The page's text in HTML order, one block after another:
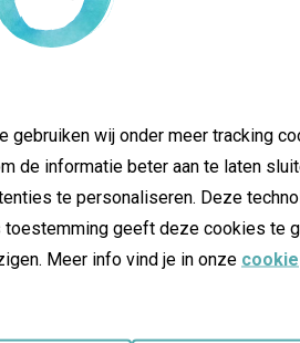
gebruiken wij onder meer tracking
de informatie beter aan te laten
te personaliseren. Deze
geeft deze cookies te
Meer info vind je in onze cookie